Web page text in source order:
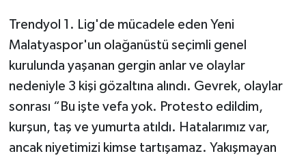
Trendyol 1. Lig'de mücadele eden Yeni
Malatyaspor'un olağanüstü seçimli genel
kurulunda yaşanan gergin anlar ve olaylar
nedeniyle 3 kişi gözaltına alındı. Gevrek, olaylar
sonrası “Bu işte vefa yok. Protesto edildim,
kurşun, taş ve yumurta atıldı. Hatalarımız var,
ancak niyetimizi kimse tartışamaz. Yakışmayan